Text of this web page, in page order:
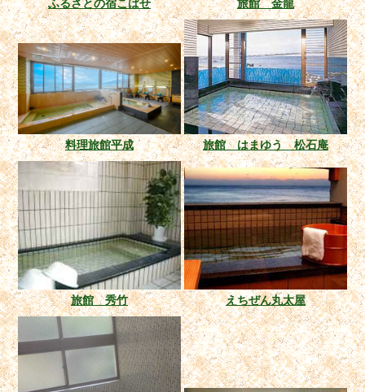
ふるさとの宿こばせ 旅館 金龍
料理旅館平成 旅館 はまゆう 松石庵
旅館 秀竹 えちぜん丸太屋